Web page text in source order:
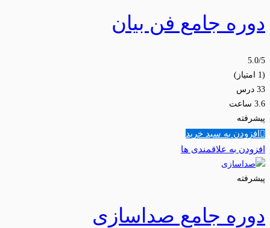
دوره جامع فن بیان
5.0/5
(1 امتیاز)
33 درس
3.6 ساعت
پیشرفته
افزودن به سبد خرید
افزودن به علاقمندی ها
پیشرفته
دوره جامع صداسازی